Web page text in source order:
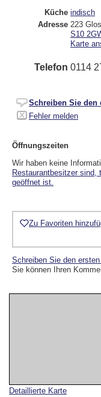
Detaillierte Karte
Küche indisch
Adresse 223
S10
Karte
Telefon 0114
Schreiben Sie den
Fehler melden
Öffnungszeiten
Wir haben keine
Restaurantbesitzer sind,
geöffnet ist.
Zu Favoriten
Schreiben Sie den
Sie können Ihren